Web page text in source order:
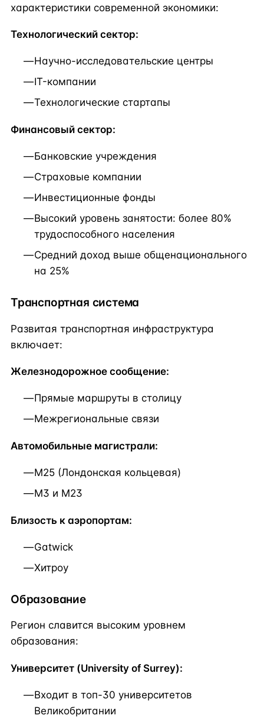
характеристики современной экономики:
Технологический сектор:
Научно-исследовательские центры
IT-компании
Технологические стартапы
Финансовый сектор:
Банковские учреждения
Страховые компании
Инвестиционные фонды
Высокий уровень занятости: более 80%
трудоспособного населения
Средний доход выше общенационального
на 25%
Транспортная система
Развитая транспортная инфраструктура
включает:
Железнодорожное сообщение:
Прямые маршруты в столицу
Межрегиональные связи
Автомобильные магистрали:
M25 (Лондонская кольцевая)
M3 и M23
Близость к аэропортам:
Gatwick
Хитроу
Образование
Регион славится высоким уровнем
образования:
Университет (University of Surrey):
Входит в топ-30 университетов
Великобритании